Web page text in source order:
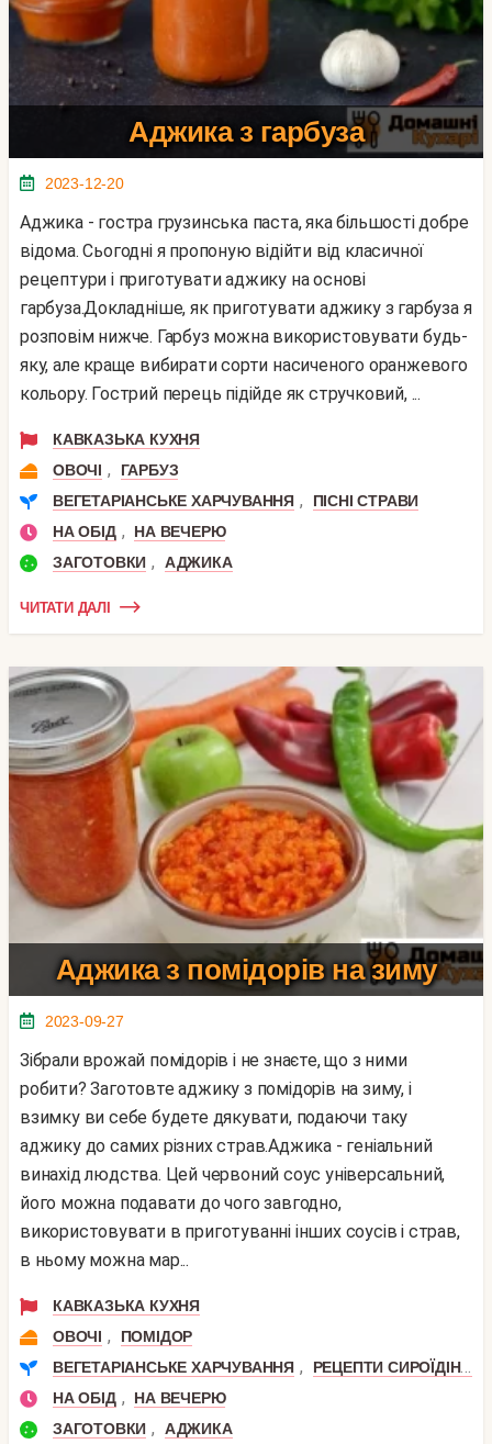
Аджика з гарбуза
2023-12-20
Аджика - гостра грузинська паста, яка більшості добре
відома. Сьогодні я пропоную відійти від класичної
рецептури і приготувати аджику на основі
гарбуза.Докладніше, як приготувати аджику з гарбуза я
розповім нижче. Гарбуз можна використовувати будь-
яку, але краще вибирати сорти насиченого оранжевого
кольору. Гострий перець підійде як стручковий, ...
КАВКАЗЬКА КУХНЯ
ОВОЧІ ,
ГАРБУЗ
ВЕГЕТАРІАНСЬКЕ ХАРЧУВАННЯ ,
ПІСНІ СТРАВИ
НА ОБІД ,
НА ВЕЧЕРЮ
ЗАГОТОВКИ , АДЖИКА
ЧИТАТИ ДАЛІ
Аджика з помідорів на зиму
2023-09-27
Зібрали врожай помідорів і не знаєте, що з ними
робити? Заготовте аджику з помідорів на зиму, і
взимку ви себе будете дякувати, подаючи таку
аджику до самих різних страв.Аджика - геніальний
винахід людства. Цей червоний соус універсальний,
його можна подавати до чого завгодно,
використовувати в приготуванні інших соусів і страв,
в ньому можна мар...
КАВКАЗЬКА КУХНЯ
ОВОЧІ ,
ПОМІДОР
ВЕГЕТАРІАНСЬКЕ ХАРЧУВАННЯ ,
РЕЦЕПТИ СИРОЇДІННЯ
НА ОБІД ,
НА ВЕЧЕРЮ
ЗАГОТОВКИ , АДЖИКА